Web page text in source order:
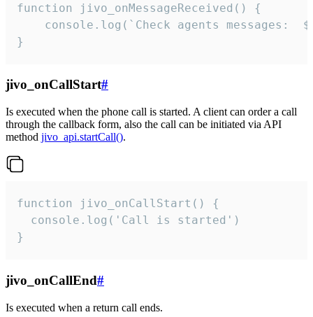
function jivo_onMessageReceived() {
}
jivo_onCallStart#
Is executed when the phone call is started. A client can order a call
through the callback form, also the call can be initiated via API
method jivo_api.startCall().
function jivo_onCallStart() {
  console.log('Call is started')
}
jivo_onCallEnd#
Is executed when a return call ends.